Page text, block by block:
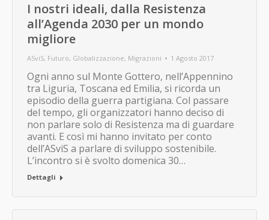
I nostri ideali, dalla Resistenza
all’Agenda 2030 per un mondo
migliore
ASviS, Futuro, Globalizzazione, Migrazioni 1 Agosto 2017
Ogni anno sul Monte Gottero, nell’Appennino
tra Liguria, Toscana ed Emilia, si ricorda un
episodio della guerra partigiana. Col passare
del tempo, gli organizzatori hanno deciso di
non parlare solo di Resistenza ma di guardare
avanti. E così mi hanno invitato per conto
dell’ASviS a parlare di sviluppo sostenibile.
L’incontro si è svolto domenica 30…
Dettagli